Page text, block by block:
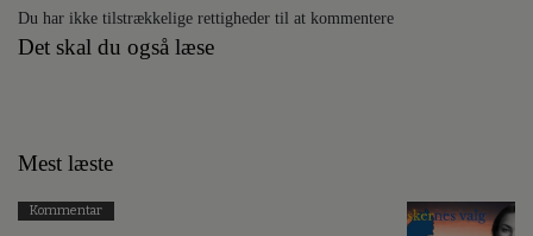
Du har ikke tilstrækkelige rettigheder til at kommentere
Det skal du også læse
Mest læste
Kommentar